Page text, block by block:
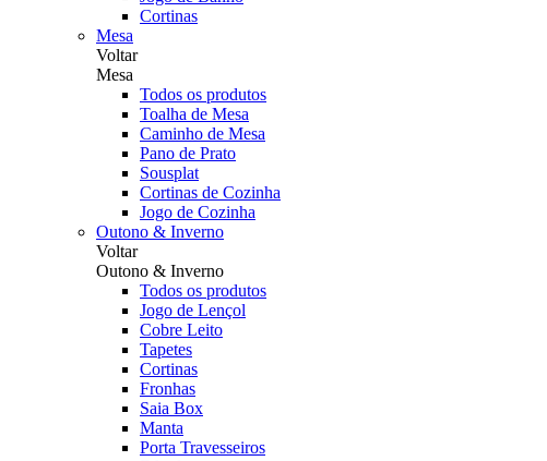
Cortinas
Mesa
Voltar
Mesa
Todos os produtos
Toalha de Mesa
Caminho de Mesa
Pano de Prato
Sousplat
Cortinas de Cozinha
Jogo de Cozinha
Outono & Inverno
Voltar
Outono & Inverno
Todos os produtos
Jogo de Lençol
Cobre Leito
Tapetes
Cortinas
Fronhas
Saia Box
Manta
Porta Travesseiros